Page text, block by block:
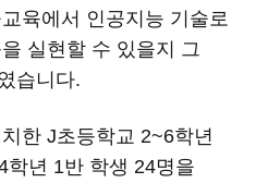
육에서 인공지능 기술로
실현할 수 있을지 그
습니다.
한 J초등학교 2~6학년
학년 1반 학생 24명을